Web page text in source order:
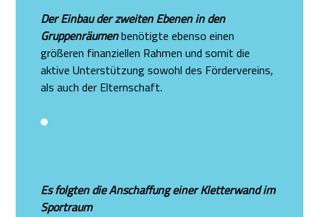
Der Einbau der zweiten Ebenen in den
Gruppenräumenbenötigte ebenso einen
größeren finanziellen Rahmen und somit die
aktive Unterstützung sowohl des Fördervereins,
als auch der Elternschaft.
Es folgten die Anschaffung einer Kletterwand im
Sportraum